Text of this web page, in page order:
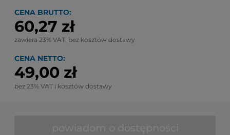
CENA BRUTTO:
60,27 zł
zawiera 23% VAT, bez kosztów dostawy
CENA NETTO:
49,00 zł
bez 23% VAT i kosztów dostawy